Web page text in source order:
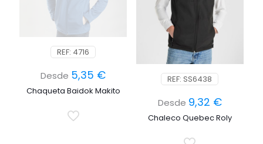
REF: 4716
Desde 5,35 €
Chaqueta Baidok Makito
REF: SS6438
Desde 9,32 €
Chaleco Quebec Roly